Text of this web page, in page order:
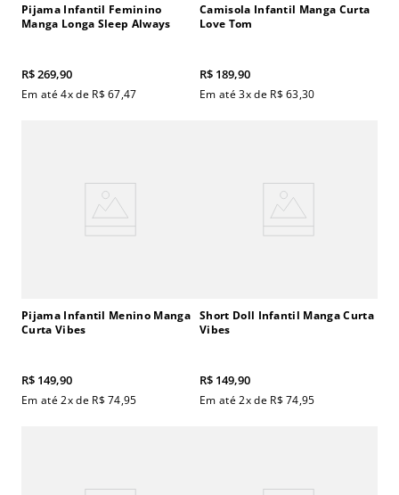
Pijama Infantil Feminino
Manga Longa Sleep Always
R$269,90
Em até4x de R$ 67,47
Camisola Infantil Manga Curta
Love Tom
R$ 189,90
Em até3x de R$ 63,30
Pijama Infantil Menino Manga
Curta Vibes
R$ 149,90
Em até2x de R$ 74,95
Short Doll Infantil Manga Curta
Vibes
R$ 149,90
Em até2x de R$ 74,95